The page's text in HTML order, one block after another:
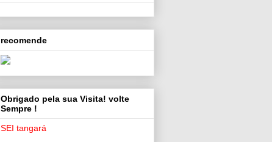
recomende
Obrigado pela sua Visita! volte
Sempre !
SEI tangará